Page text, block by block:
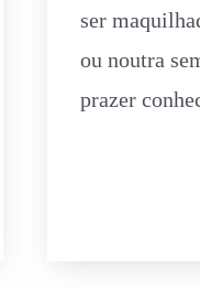
ser
ou noutra
prazer